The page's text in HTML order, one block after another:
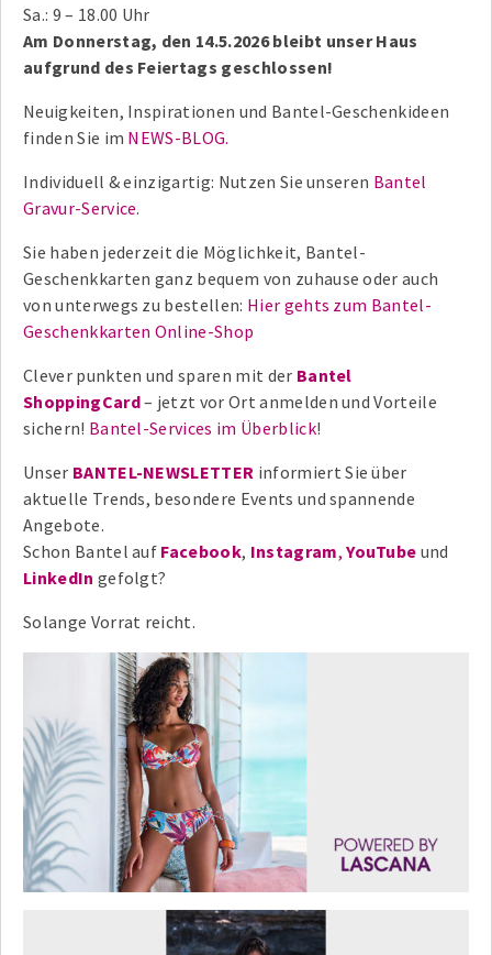
Sa.: 9 – 18.00 Uhr
Am Donnerstag, den 14.5.2026 bleibt unser Haus
aufgrund des Feiertags geschlossen!
Neuigkeiten, Inspirationen und Bantel-Geschenkideen
finden Sie im NEWS-BLOG.
Individuell & einzigartig: Nutzen Sie unseren Bantel
Gravur-Service.
Sie haben jederzeit die Möglichkeit, Bantel-
Geschenkkarten ganz bequem von zuhause oder auch
von unterwegs zu bestellen: Hier gehts zum Bantel-
Geschenkkarten Online-Shop
Clever punkten und sparen mit der Bantel
ShoppingCard– jetzt vor Ort anmelden und Vorteile
sichern! Bantel-Services im Überblick!
Unser BANTEL-NEWSLETTER informiert Sie über
aktuelle Trends, besondere Events und spannende
Angebote.
Schon Bantel auf Facebook, Instagram,YouTube und
LinkedIn gefolgt?
Solange Vorrat reicht.